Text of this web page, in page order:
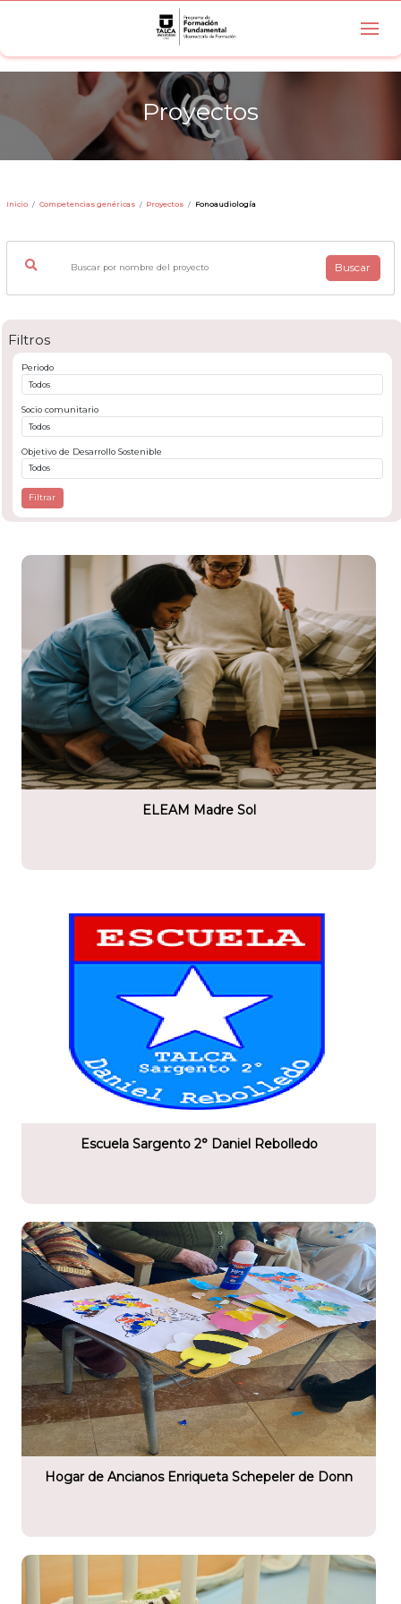
Proyectos
Inicio Competencias genéricas Proyectos Fonoaudiología
Buscar
Filtros
Periodo
Socio comunitario
Objetivo de Desarrollo Sostenible
Filtrar
ELEAM Madre Sol
2° Daniel Rebolledo
Escuela Sargento 2° Daniel Rebolledo
Enriqueta Schepeler De Donn
Hogar de Ancianos Enriqueta Schepeler de Donn